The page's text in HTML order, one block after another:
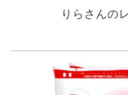
りらさんの